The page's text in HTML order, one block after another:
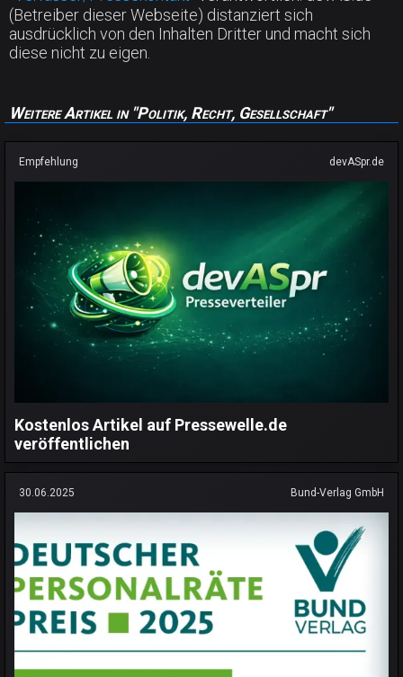
(Betreiber dieser Webseite) distanziert sich
ausdrücklich von den Inhalten Dritter und macht sich
diese nicht zu eigen.
Weitere Artikel in "Politik, Recht, Gesellschaft"
Empfehlung devASpr.de
Kostenlos Artikel auf Pressewelle.de
veröffentlichen
30.06.2025 Bund-Verlag GmbH